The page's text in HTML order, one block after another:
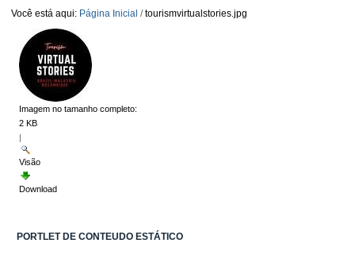
Você está aqui: Página Inicial /tourismvirtualstories.jpg
Imagem no tamanho completo:
2 KB
|
Visão
Download
PORTLET DE CONTEUDO ESTÁTICO